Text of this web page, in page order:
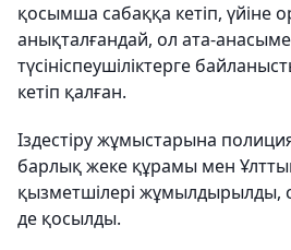
қосымша сабаққа кетіп, үйіне
анықталғандай, ол ата-
түсініспеушіліктерге
кетіп қалған.
Іздестіру жұмыстарына
барлық жеке құрамы мен
қызметшілері жұмылдырылды,
де қосылды.